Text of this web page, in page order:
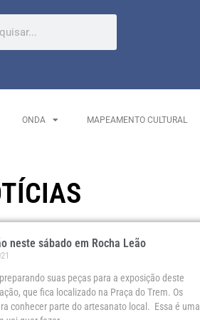
ONDA MAPEAMENTO CULTURAL
neste sábado em Rocha Leão
suas peças para a exposição deste
que fica localizado na Praça do Trem. Os
conhecer parte do artesanato local. Essa é uma